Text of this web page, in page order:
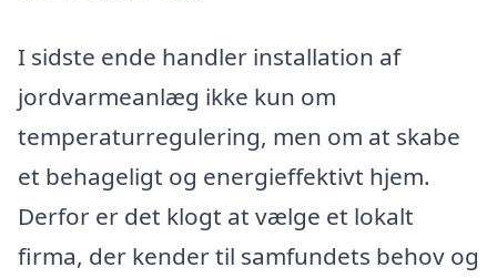
I sidste ende handler installation af
jordvarmeanlæg ikke kun om
temperaturregulering, men om at skabe
et behageligt og energieffektivt hjem.
Derfor er det klogt at vælge et lokalt
firma, der kender til samfundets behov og